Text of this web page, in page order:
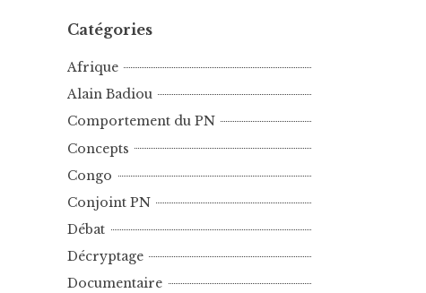
Catégories
Afrique
Alain Badiou
Comportement du PN
Concepts
Congo
Conjoint PN
Débat
Décryptage
Documentaire